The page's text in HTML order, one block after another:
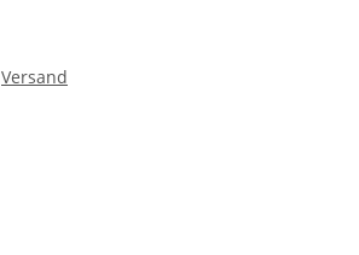
Versand